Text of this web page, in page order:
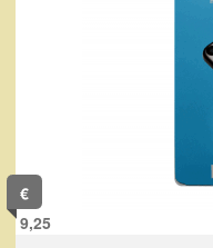
€
9,25